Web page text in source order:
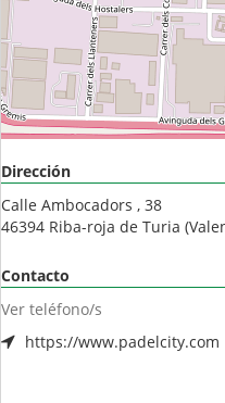
Dirección
Calle Ambocadors , 38
46394 Riba-roja de Turia (
Contacto
Ver teléfono/s
https://www.padelcity.com